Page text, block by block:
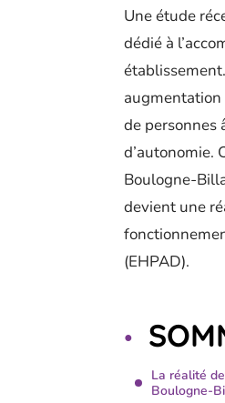
Une étude
dédié à
augmentation
de personnes
d’autonomie.
Boulogne-
devient une
(EHPAD).
La réalité
Boulogne-